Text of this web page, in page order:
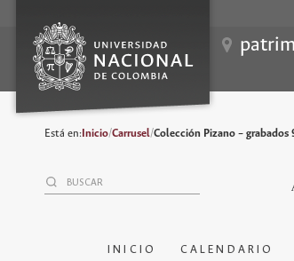
Está en: Inicio/Carrusel/Colección Pizano – grabados
INICIO CALENDARIO